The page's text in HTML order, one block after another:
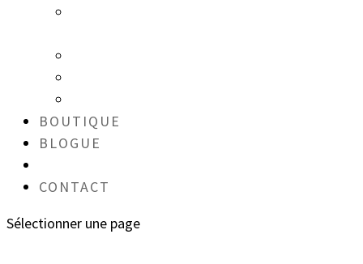
BOUTIQUE
BLOGUE
CONTACT
Sélectionner une page